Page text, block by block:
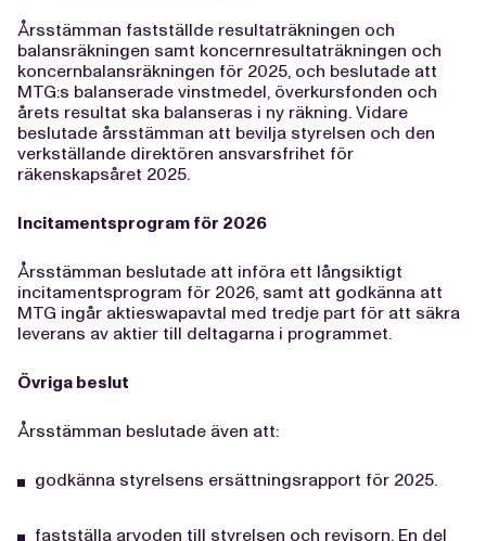
Årsstämman fastställde resultaträkningen och
balansräkningen samt koncernresultaträkningen och
koncernbalansräkningen för 2025, och beslutade att
MTG:s balanserade vinstmedel, överkursfonden och
årets resultat ska balanseras i ny räkning. Vidare
beslutade årsstämman att bevilja styrelsen och den
verkställande direktören ansvarsfrihet för
räkenskapsåret 2025.
Incitamentsprogram för 2026
Årsstämman beslutade att införa ett långsiktigt
incitamentsprogram för 2026, samt att godkänna att
MTG ingår aktieswapavtal med tredje part för att säkra
leverans av aktier till deltagarna i programmet.
Övriga beslut
Årsstämman beslutade även att:
godkänna styrelsens ersättningsrapport för 2025.
fastställa arvoden till styrelsen och revisorn. En del